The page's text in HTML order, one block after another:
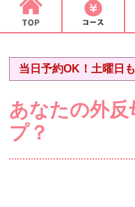
当日予約OK！土曜日
あなたの外反
プ？